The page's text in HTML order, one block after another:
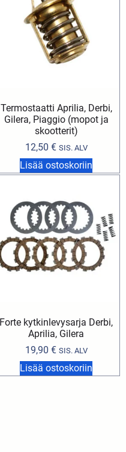
Termostaatti Aprilia, Derbi,
Gilera, Piaggio (mopot ja
skootterit)
12,50 € SIS. ALV
Lisää ostoskoriin
Forte kytkinlevysarja Derbi,
Aprilia, Gilera
19,90 € SIS. ALV
Lisää ostoskoriin